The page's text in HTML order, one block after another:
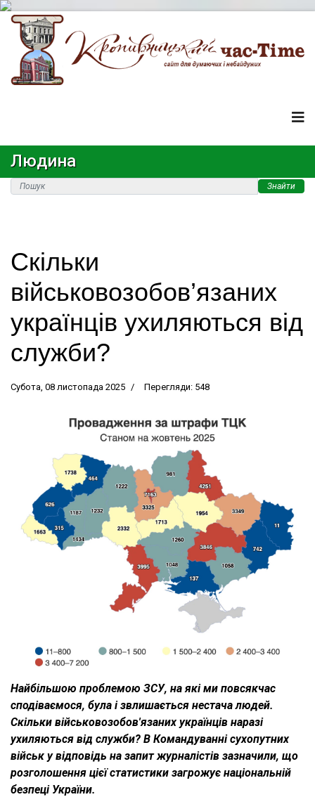
Людина
Знайти
Скільки
військовозобов’язаних
українців ухиляються від
служби?
Субота, 08 листопада 2025 Перегляди: 548
Найбільшою проблемою ЗСУ, на які ми повсякчас
сподіваємося, була і звлишається нестача людей.
Скільки військовозобов'язаних українців наразі
ухиляються від служби? В Командуванні сухопутних
військ у відповідь на запит журналістів зазначили, що
розголошення цієї статистики загрожує національній
безпеці України.